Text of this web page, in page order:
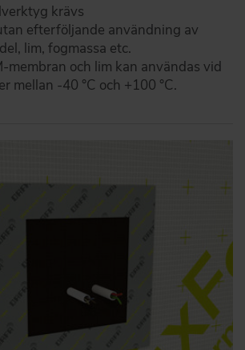
krävs
efterföljande användning av
lim, fogmassa etc.
membran och lim kan användas vid
mellan -40 °C och +100 °C.